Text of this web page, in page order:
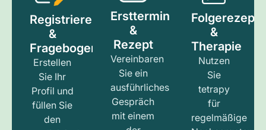
Registrieren
&
Fragebogen
Erstellen
Sie Ihr
Profil und
füllen Sie
den
Ersttermin
&
Rezept
Vereinbaren
Sie ein
ausführliches
Gespräch
mit einem
Folgerezept
&
Therapie
Nutzen
Sie
tetrapy
für
regelmäßige